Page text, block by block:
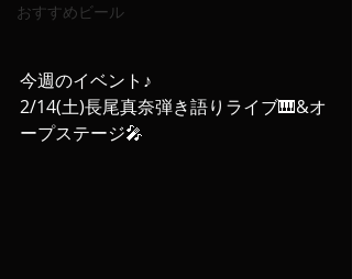
おすすめビール
今週のイベント♪
2/14(土)長尾真奈弾き語りライブ🎹&オ
ープステージ🎤